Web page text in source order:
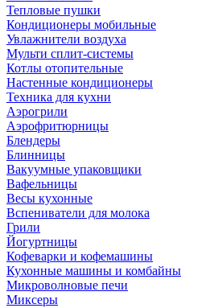
Тепловые пушки
Кондиционеры мобильные
Увлажнители воздуха
Мульти сплит-системы
Котлы отопительные
Настенные кондиционеры
Техника для кухни
Аэрогрили
Аэрофритюрницы
Блендеры
Блинницы
Вакуумные упаковщики
Вафельницы
Весы кухонные
Вспениватели для молока
Грили
Йогуртницы
Кофеварки и кофемашины
Кухонные машины и комбайны
Микроволновые печи
Миксеры